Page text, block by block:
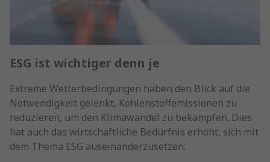
ESG ist wichtiger denn je
Extreme Wetterbedingungen haben den Blick auf die
Notwendigkeit gelenkt, Kohlenstoffemissionen zu
reduzieren, um den Klimawandel zu bekämpfen. Dies
hat auch das wirtschaftliche Bedürfnis erhöht, sich mit
dem Thema ESG auseinanderzusetzen.